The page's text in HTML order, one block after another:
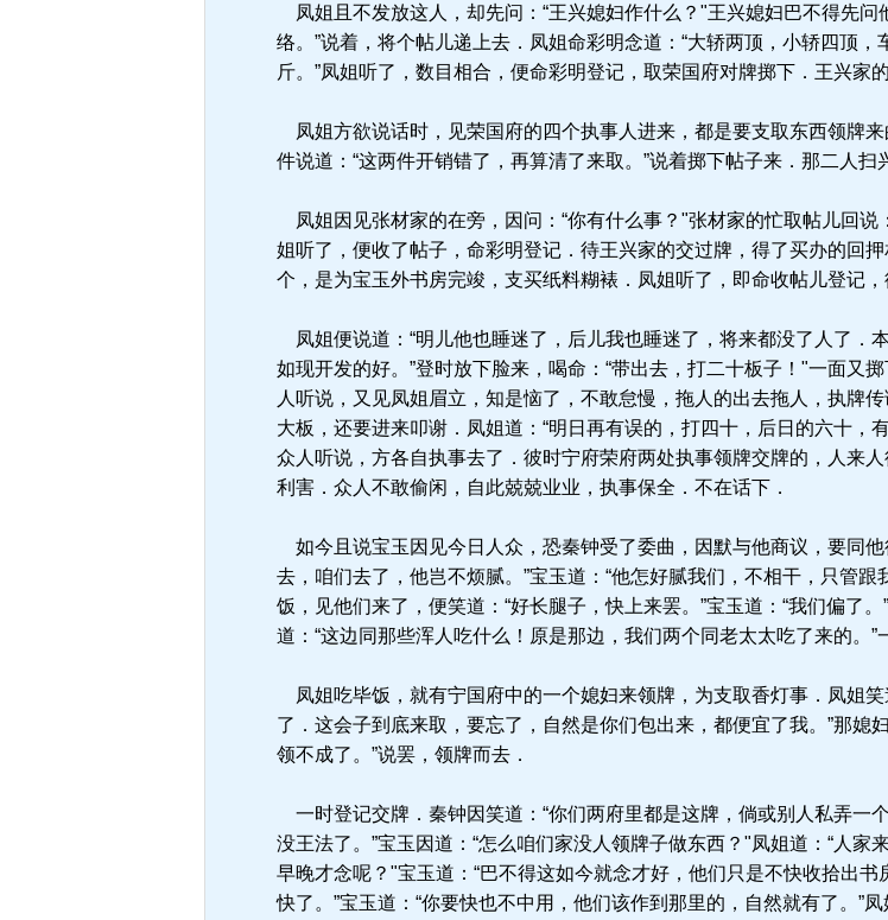
凤姐且不发放这人，却先问：“王兴媳妇作什么？"王兴媳妇巴不得先问
络。”说着，将个帖儿递上去．凤姐命彩明念道：“大轿两顶，小轿四顶
斤。”凤姐听了，数目相合，便命彩明登记，取荣国府对牌掷下．王兴家的
凤姐方欲说话时，见荣国府的四个执事人进来，都是要支取东西领牌
件说道：“这两件开销错了，再算清了来取。”说着掷下帖子来．那二人扫
凤姐因见张材家的在旁，因问：“你有什么事？"张材家的忙取帖儿回说
姐听了，便收了帖子，命彩明登记．待王兴家的交过牌，得了买办的回
个，是为宝玉外书房完竣，支买纸料糊裱．凤姐听了，即命收帖儿登记
凤姐便说道：“明儿他也睡迷了，后儿我也睡迷了，将来都没了人了．
如现开发的好。”登时放下脸来，喝命：“带出去，打二十板子！"一面又
人听说，又见凤姐眉立，知是恼了，不敢怠慢，拖人的出去拖人，执牌
大板，还要进来叩谢．凤姐道：“明日再有误的，打四十，后日的六十，
众人听说，方各自执事去了．彼时宁府荣府两处执事领牌交牌的，人来
利害．众人不敢偷闲，自此兢兢业业，执事保全．不在话下．
如今且说宝玉因见今日人众，恐秦钟受了委曲，因默与他商议，要同
去，咱们去了，他岂不烦腻。”宝玉道：“他怎好腻我们，不相干，只管
饭，见他们来了，便笑道：“好长腿子，快上来罢。”宝玉道：“我们偏了
道：“这边同那些浑人吃什么！原是那边，我们两个同老太太吃了来的。”
凤姐吃毕饭，就有宁国府中的一个媳妇来领牌，为支取香灯事．凤姐
了．这会子到底来取，要忘了，自然是你们包出来，都便宜了我。”那媳
领不成了。”说罢，领牌而去．
一时登记交牌．秦钟因笑道：“你们两府里都是这牌，倘或别人私弄一
没王法了。”宝玉因道：“怎么咱们家没人领牌子做东西？"凤姐道：“人
早晚才念呢？"宝玉道：“巴不得这如今就念才好，他们只是不快收拾出
快了。”宝玉道：“你要快也不中用，他们该作到那里的，自然就有了。”